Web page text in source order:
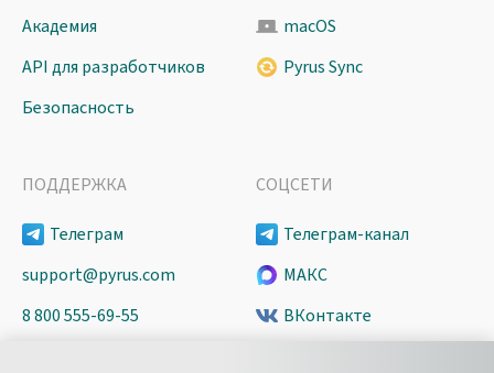
Академия
API для разработчиков
Безопасность
macOS
Pyrus Sync
ПОДДЕРЖКА
Телеграм
support@pyrus.com
8 800 555-69-55
СОЦСЕТИ
Телеграм-канал
МАКС
ВКонтакте